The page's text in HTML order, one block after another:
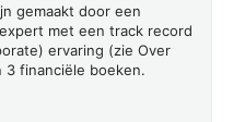
gemaakt door een
met een track record
ervaring (zie Over
3 financiële boeken.